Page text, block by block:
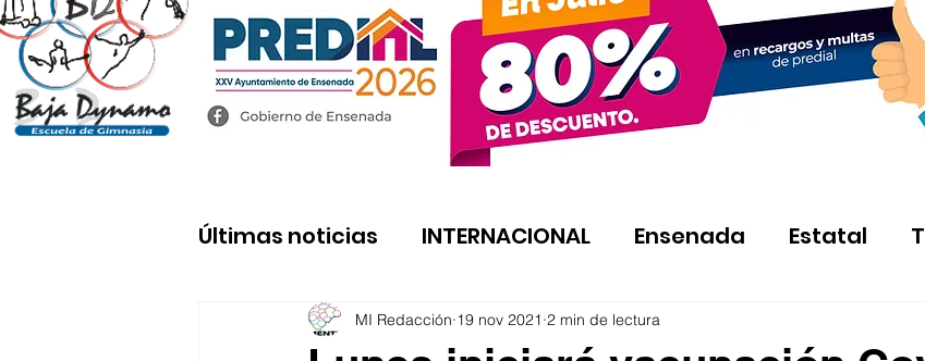
Últimas noticias INTERNACIONAL Ensenada Estatal
MI Redacción 19 nov 2021 2 min de lectura